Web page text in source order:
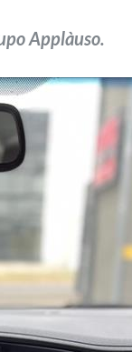
Applàuso.